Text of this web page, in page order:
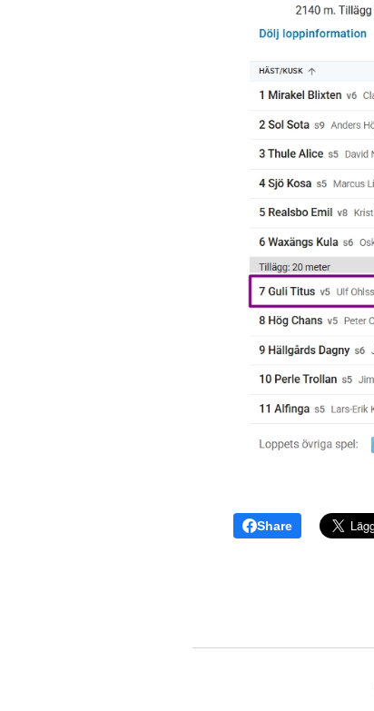
Share